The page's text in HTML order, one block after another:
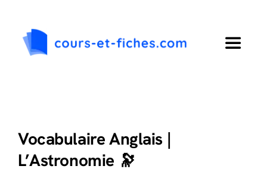
contenu
Toggle
Collège
Vocabulaire Anglais |
L’Astronomie 🔭